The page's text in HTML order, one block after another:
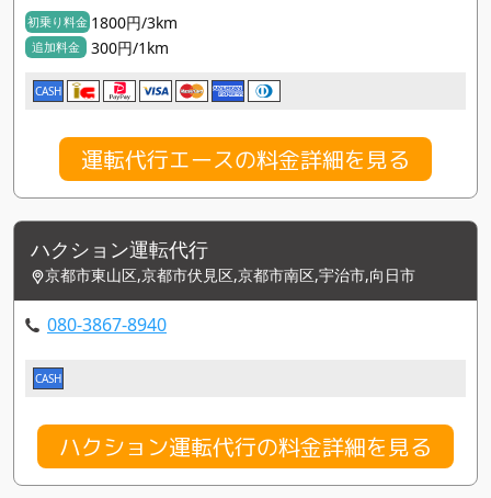
初乗り料金 1800円/3km
追加料金 300円/1km
CASH
運転代行エースの料金詳細を見る
ハクション運転代行
京都市東山区,京都市伏見区,京都市南区,宇治市,向日市
080-3867-8940
CASH
ハクション運転代行の料金詳細を見る